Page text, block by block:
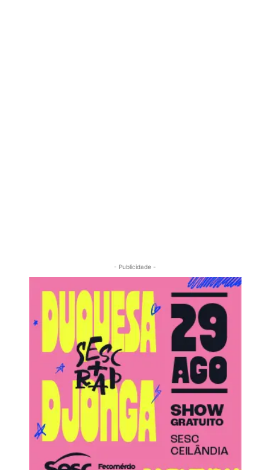
- Publicidade -